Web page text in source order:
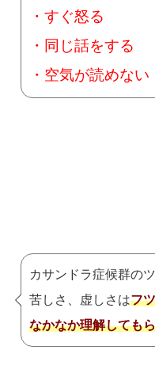
・すぐ怒る
・同じ話をする
・空気が読めない
カサンドラ症候群のツ
苦しさ、虚しさはフ
なかなか理解しても